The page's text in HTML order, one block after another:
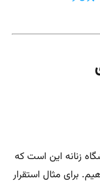
زنانه این است که
برای مثال استقرار